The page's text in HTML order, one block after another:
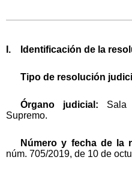
I. Identificación de la
Tipo de resolución
Órgano judicial:
Supremo.
Número y fecha de la
núm. 705/2019, de 10 de